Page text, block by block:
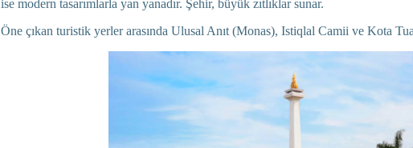
ise modern tasarımlarla yan yanadır. Şehir, büyük zıtlıklar sunar.
Öne çıkan turistik yerler arasında Ulusal Anıt (Monas), Istiqlal Camii ve Kota